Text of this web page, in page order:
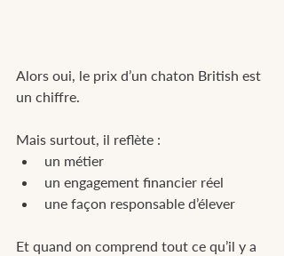
Alors oui, le prix d’un chaton British est
un chiffre.
Mais surtout, il reflète :
un métier
un engagement financier réel
une façon responsable d’élever
Et quand on comprend tout ce qu’il y a